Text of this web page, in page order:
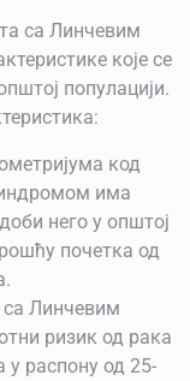
са Линчевим
које се
популацији.
код
има
него у општој
почетка од
Линчевим
ризик од рака
у распону од 25-